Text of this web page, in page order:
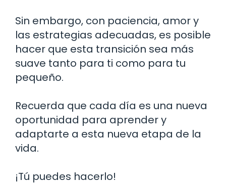
Sin embargo, con paciencia, amor y
las estrategias adecuadas, es posible
hacer que esta transición sea más
suave tanto para ti como para tu
pequeño.
Recuerda que cada día es una nueva
oportunidad para aprender y
adaptarte a esta nueva etapa de la
vida.
¡Tú puedes hacerlo!